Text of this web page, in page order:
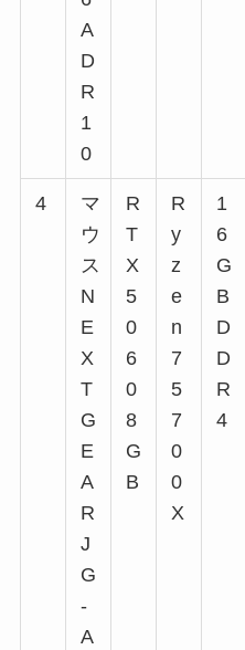
A
D
R
1
0
4
マ
ウ
ス
N
E
X
T
G
E
A
R
J
G
-
A
R
T
X
5
0
6
0
8
G
B
R
y
z
e
n
7
5
7
0
0
X
1
6
G
B
D
D
R
4